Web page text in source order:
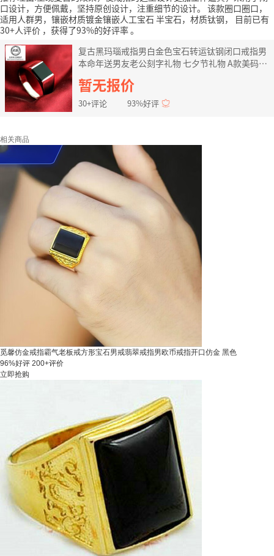
口设计，方便佩戴，坚持原创设计，注重细节的设计。 该款圈口圈口，
适用人群男，镶嵌材质镀金镶嵌人工宝石 半宝石，材质钛钢，
目前已有
30+人评价 ，获得了93%的好评率。
复古黑玛瑙戒指男白金色宝石转运钛钢闭口戒指男
本命年送男友老公刻字礼物 七夕节礼物 A款美码8#
(内周长5.75cm)
暂无报价
30+评论 93%好评
相关商品
觅馨仿金戒指霸气老板戒方形宝石男戒翡翠戒指男欧币戒指开口仿金 黑色
96%好评 200+评价
立即抢购